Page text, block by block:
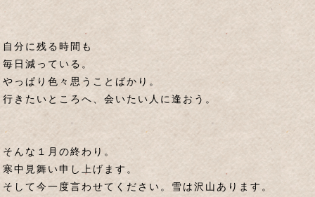
自分に残る時間も
毎日減っている。
やっぱり色々思うことばかり。
行きたいところへ、会いたい人に逢おう。
そんな１月の終わり。
寒中見舞い申し上げます。
そして今一度言わせてください。雪は沢山あります。